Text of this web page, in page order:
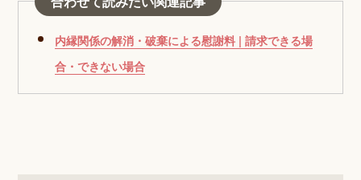
内縁関係の解消・破棄による慰謝料 | 請求できる場
合・できない場合